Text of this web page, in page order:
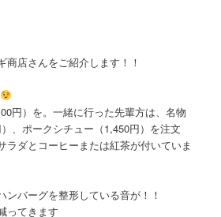
商店さんをご紹介します！！
円）を。一緒に行った先輩方は、名物
、ポークシチュー（1,450円）を注文
ラダとコーヒーまたは紅茶が付いていま
ンバーグを整形している音が！！
ってきます